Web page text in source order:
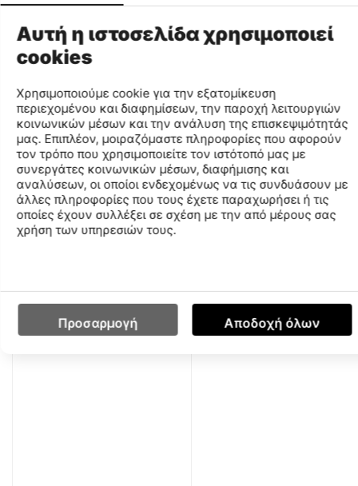
Μέγεθος
€1999
Μέγεθος
€2999
CODE:
3AF31035-254
Μέγεθος
CODE:
3AF31035-128
Μέγεθος
29
Αυτή η ιστοσελίδα χρησιμοποιεί
cookies
Χρησιμοποιούμε cookie για την εξατομίκευση
περιεχομένου και διαφημίσεων, την παροχή λειτουργιών
κοινωνικών μέσων και την ανάλυση της επισκεψιμότητάς
μας. Επιπλέον, μοιραζόμαστε πληροφορίες που αφορούν
τον τρόπο που χρησιμοποιείτε τον ιστότοπό μας με
συνεργάτες κοινωνικών μέσων, διαφήμισης και
αναλύσεων, οι οποίοι ενδεχομένως να τις συνδυάσουν με
άλλες πληροφορίες που τους έχετε παραχωρήσει ή τις
οποίες έχουν συλλέξει σε σχέση με την από μέρους σας
χρήση των υπηρεσιών τους.
Προσαρμογή Αποδοχή όλων